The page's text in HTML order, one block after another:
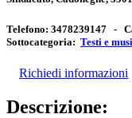
Telefono: 3478239147 -
Sottocategoria: Testi e
Richiedi informazioni
Descrizione: